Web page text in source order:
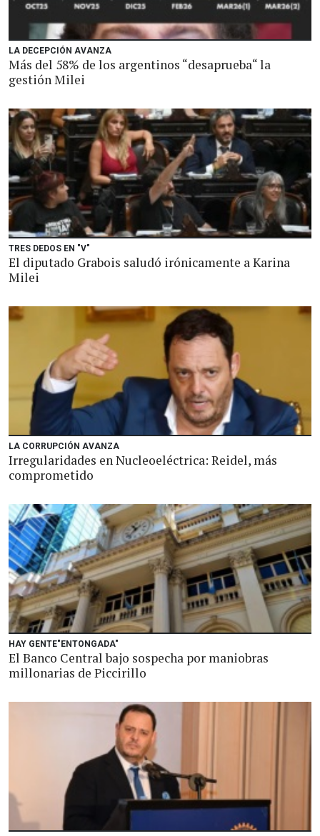
LA DECEPCIÓN AVANZA
Más del 58% de los argentinos “desaprueba“ la
gestión Milei
TRES DEDOS EN "V"
El diputado Grabois saludó irónicamente a Karina
Milei
LA CORRUPCIÓN AVANZA
Irregularidades en Nucleoeléctrica: Reidel, más
comprometido
HAY GENTE"ENTONGADA"
El Banco Central bajo sospecha por maniobras
millonarias de Piccirillo